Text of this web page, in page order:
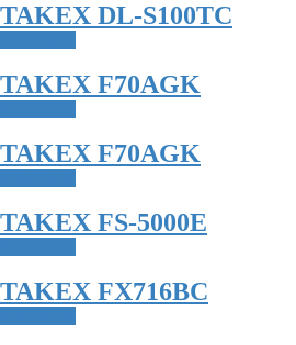
TAKEX DL-S100TC
TAKEX F70AGK
TAKEX F70AGK
TAKEX FS-5000E
TAKEX FX716BC